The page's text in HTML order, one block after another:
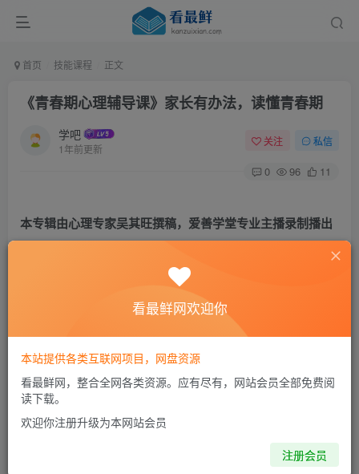
首页 技能课程 正文
《青春期心理辅导课》家长有办法，读懂青春期
学吧
1年前更新
关注 私信
0 96 11
本专辑由心理专家吴其旺撰稿，爱善学堂专业主播录制播出
福建师范大学心理健康中心心理咨询师，
福建省心理咨询师协会儿童心理发展专业委员会副主任，拥
有30年心理教学咨询经验，他将日本留学学习的“箱庭疗法”
及辅导的3000个案例浓缩成50堂精华课。帮助家长升级管教
思维，陪孩子轻松顺利度过青春期。
50堂课读懂青春期孩子的心理，通过典型案例分析青春期孩
看最鲜网欢迎你
本站提供各类互联网项目，网盘资源
看最鲜网，整合全网各类资源。应有尽有，网站会员全部免费阅
读下载。
欢迎你注册升级为本网站会员
注册会员